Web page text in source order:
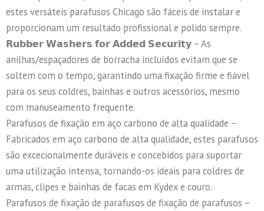
estes versáteis parafusos Chicago são fáceis de instalar e
proporcionam um resultado profissional e polido sempre.
𝗥𝘂𝗯𝗯𝗲𝗿 𝗪𝗮𝘀𝗵𝗲𝗿𝘀 𝗳𝗼𝗿 𝗔𝗱𝗱𝗲𝗱 𝗦𝗲𝗰𝘂𝗿𝗶𝘁𝘆 – As
anilhas/espaçadores de borracha incluídos evitam que se
soltem com o tempo, garantindo uma fixação firme e fiável
para os seus coldres, bainhas e outros acessórios, mesmo
com manuseamento frequente.
Parafusos de fixação em aço carbono de alta qualidade –
Fabricados em aço carbono de alta qualidade, estes parafusos
são excecionalmente duráveis ​​e concebidos para suportar
uma utilização intensa, tornando-os ideais para coldres de
armas, clipes e bainhas de facas em Kydex e couro.
Parafusos de fixação de parafusos de fixação de parafusos –